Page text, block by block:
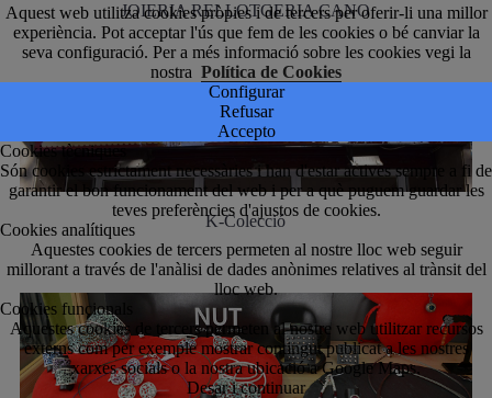
JOIERIA RELLOTGERIA CANO
K-Colecció
Aquest web utilitza cookies pròpies i de tercers per oferir-li una millor
experiència. Pot acceptar l'ús que fem de les cookies o bé canviar la
seva configuració. Per a més informació sobre les cookies vegi la
nostra Política de Cookies
Configurar
Refusar
Accepto
Cookies tècniques
Són cookies estrictament necessàries i han d'estar actives sempre a fi de
garantir el bon funcionament del web i per a què puguem guardar les
teves preferències d'ajustos de cookies.
Cookies analítiques
Aquestes cookies de tercers permeten al nostre lloc web seguir
millorant a través de l'anàlisi de dades anònimes relatives al trànsit del
lloc web.
Cookies funcionals
Aquestes cookies de tercers permeten al nostre web utilitzar recursos
externs com per exemple mostrar contingut publicat a les nostres
xarxes socials o la nostra ubicació a Google Maps.
Desar i continuar